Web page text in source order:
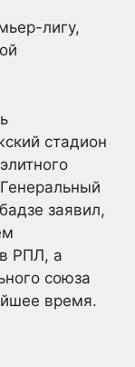
лигу,
стадион
заявил,
РПЛ, а
союза
время.